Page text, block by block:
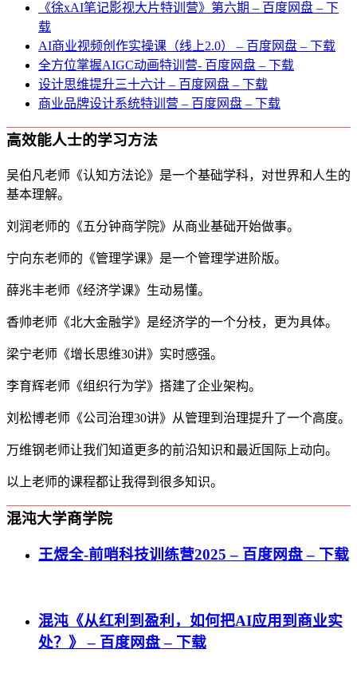
《徐xAI笔记影视大片特训营》第六期 – 百度网盘 – 下
载
AI商业视频创作实操课（线上2.0） – 百度网盘 – 下载
全方位掌握AIGC动画特训营- 百度网盘 – 下载
设计思维提升三十六计 – 百度网盘 – 下载
商业品牌设计系统特训营 – 百度网盘 – 下载
高效能人士的学习方法
吴伯凡老师《认知方法论》是一个基础学科，对世界和人生的
基本理解。
刘润老师的《五分钟商学院》从商业基础开始做事。
宁向东老师的《管理学课》是一个管理学进阶版。
薛兆丰老师《经济学课》生动易懂。
香帅老师《北大金融学》是经济学的一个分枝，更为具体。
梁宁老师《增长思维30讲》实时感强。
李育辉老师《组织行为学》搭建了企业架构。
刘松博老师《公司治理30讲》从管理到治理提升了一个高度。
万维钢老师让我们知道更多的前沿知识和最近国际上动向。
以上老师的课程都让我得到很多知识。
混沌大学商学院
王煜全-前哨科技训练营2025 – 百度网盘 – 下载
混沌《从红利到盈利，如何把AI应用到商业实
处？》 – 百度网盘 – 下载